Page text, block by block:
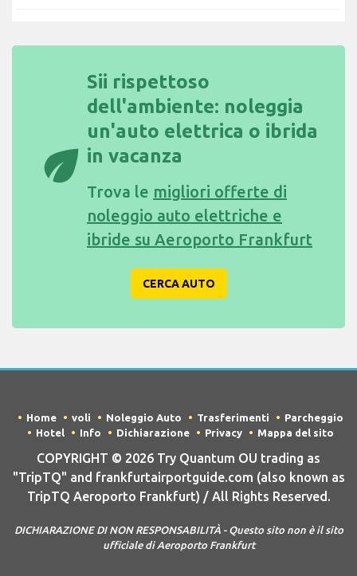
eco
Sii rispettoso
dell'ambiente: noleggia
un'auto elettrica o ibrida
in vacanza
Trova le migliori offerte di
noleggio auto elettriche e
ibride su Aeroporto Frankfurt
CERCA AUTO
Home voli Noleggio Auto Trasferimenti
Parcheggio
Hotel
Info Dichiarazione Privacy Mappa del sito
COPYRIGHT © 2026 Try Quantum OU trading as
"TripTQ" and frankfurtairportguide.com (also known as
TripTQ Aeroporto Frankfurt) / All Rights Reserved.
DICHIARAZIONE DI NON RESPONSABILITÀ - Questo sito non è il sito
ufficiale di Aeroporto Frankfurt